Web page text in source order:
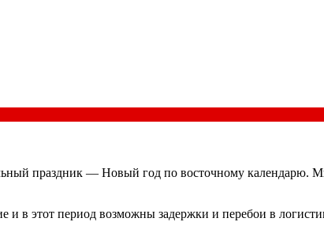
праздник — Новый год по восточному календарю.
в этот период возможны задержки и перебои в